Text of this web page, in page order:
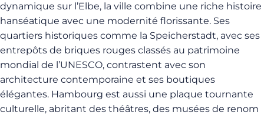
dynamique sur l’Elbe, la ville combine une riche histoire
hanséatique avec une modernité florissante. Ses
quartiers historiques comme la Speicherstadt, avec ses
entrepôts de briques rouges classés au patrimoine
mondial de l’UNESCO, contrastent avec son
architecture contemporaine et ses boutiques
élégantes. Hambourg est aussi une plaque tournante
culturelle, abritant des théâtres, des musées de renom